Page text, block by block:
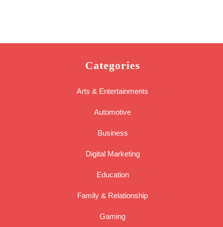
Categories
Arts & Entertainments
Automotive
Business
Digital Marketing
Education
Family & Relationship
Gaming